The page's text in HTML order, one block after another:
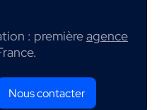
: premièreagence
Nous contacter